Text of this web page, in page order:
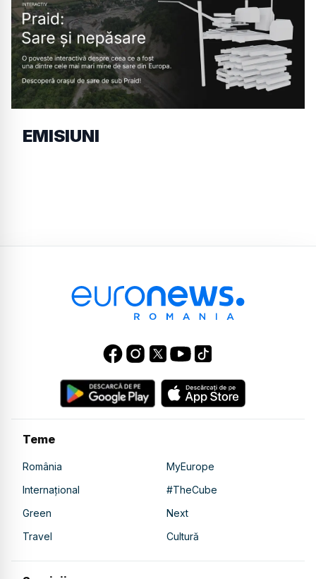
EMISIUNI
Teme
România
MyEurope
Internațional
#TheCube
Green
Next
Travel
Cultură